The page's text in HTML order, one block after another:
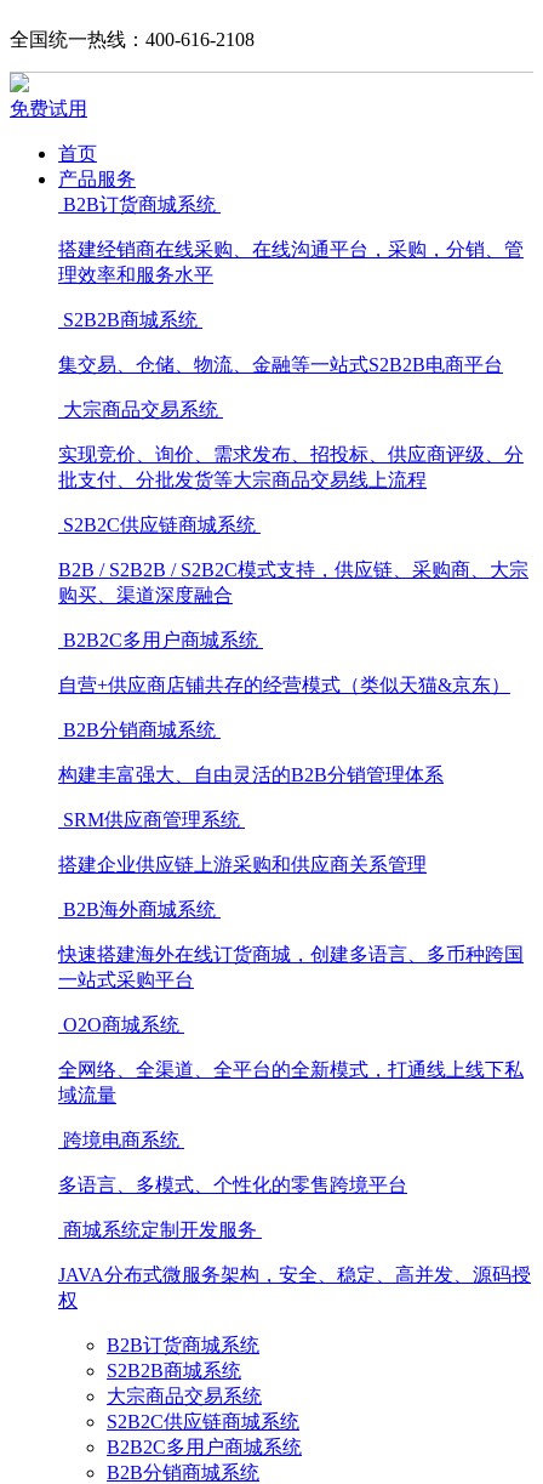
全国统一热线：400-616-2108
免费试用
首页
产品服务
B2B订货商城系统
搭建经销商在线采购、在线沟通平台，采购，分销、管
理效率和服务水平
S2B2B商城系统
集交易、仓储、物流、金融等一站式S2B2B电商平台
大宗商品交易系统
实现竞价、询价、需求发布、招投标、供应商评级、分
批支付、分批发货等大宗商品交易线上流程
S2B2C供应链商城系统
B2B / S2B2B / S2B2C模式支持，供应链、采购商、大宗
购买、渠道深度融合
B2B2C多用户商城系统
自营+供应商店铺共存的经营模式（类似天猫&京东）
B2B分销商城系统
构建丰富强大、自由灵活的B2B分销管理体系
SRM供应商管理系统
搭建企业供应链上游采购和供应商关系管理
B2B海外商城系统
快速搭建海外在线订货商城，创建多语言、多币种跨国
一站式采购平台
O2O商城系统
全网络、全渠道、全平台的全新模式，打通线上线下私
域流量
跨境电商系统
多语言、多模式、个性化的零售跨境平台
商城系统定制开发服务
JAVA分布式微服务架构，安全、稳定、高并发、源码授
权
B2B订货商城系统
S2B2B商城系统
大宗商品交易系统
S2B2C供应链商城系统
B2B2C多用户商城系统
B2B分销商城系统